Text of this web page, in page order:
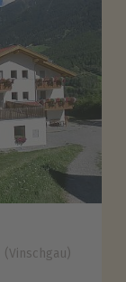
(Vinschgau)